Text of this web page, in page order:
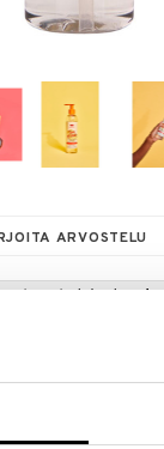
ARVOSTELU
hinnoilla!
31.8.2026 asti
voivat päästä